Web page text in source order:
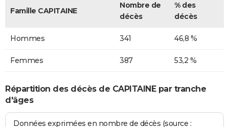
Famille CAPITAINE
Nombre de
décès
% des
décès
Hommes 341 46,8 %
Femmes 387 53,2 %
Répartition des décès de CAPITAINE par tranche
d'âges
Données exprimées en nombre de décès (source :